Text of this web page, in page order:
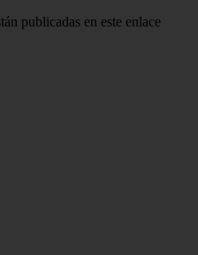
publicadas en este enlace